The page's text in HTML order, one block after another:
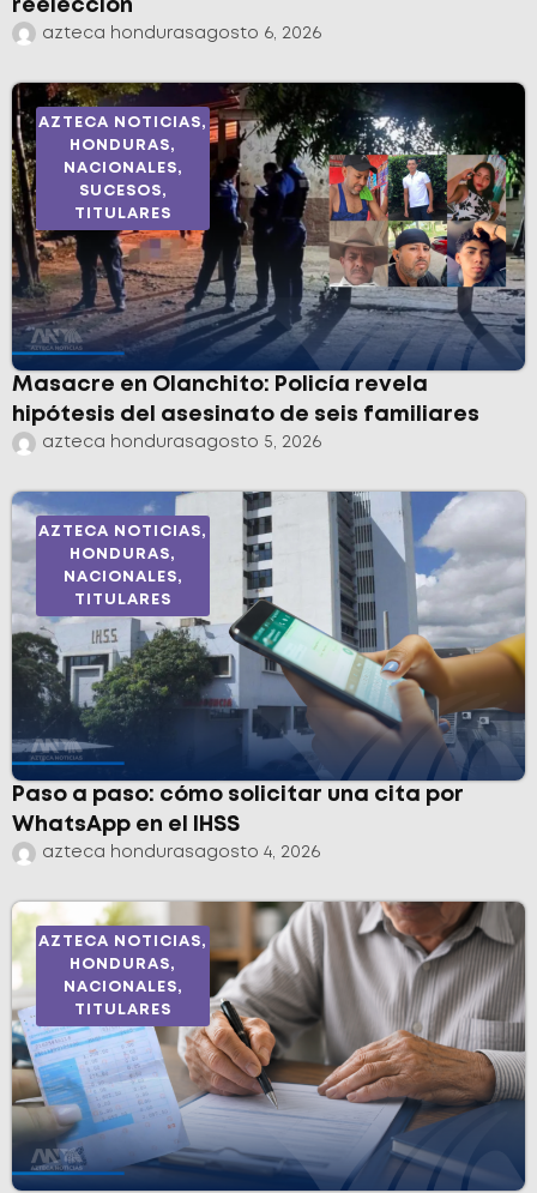
reelección
azteca hondurasagosto 6, 2026
AZTECA NOTICIAS,
HONDURAS,
NACIONALES,
SUCESOS,
TITULARES
Masacre en Olanchito: Policía revela
hipótesis del asesinato de seis familiares
azteca hondurasagosto 5, 2026
AZTECA NOTICIAS,
HONDURAS,
NACIONALES,
TITULARES
Paso a paso: cómo solicitar una cita por
WhatsApp en el IHSS
azteca hondurasagosto 4, 2026
AZTECA NOTICIAS,
HONDURAS,
NACIONALES,
TITULARES